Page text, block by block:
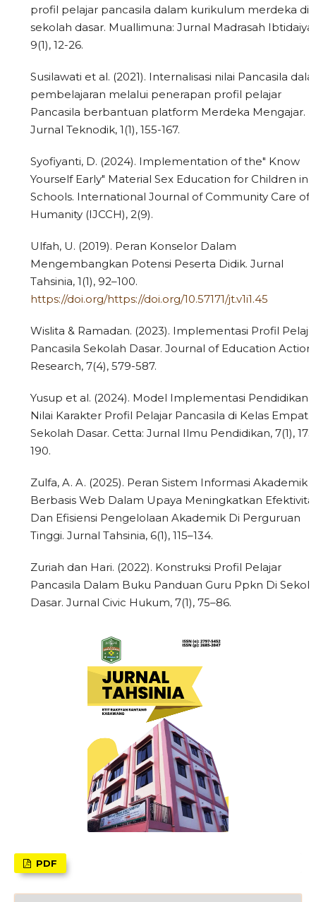
profil pelajar pancasila dalam kurikulum merdeka di
sekolah dasar. Muallimuna: Jurnal Madrasah
9(1), 12-26.
Susilawati et al. (2021). Internalisasi nilai Pancasila
pembelajaran melalui penerapan profil pelajar
Pancasila berbantuan platform Merdeka Mengajar.
Jurnal Teknodik, 1(1), 155-167.
Syofiyanti, D. (2024). Implementation of the" Know
Yourself Early" Material Sex Education for Children in
Schools. International Journal of Community Care of
Humanity (IJCCH), 2(9).
Ulfah, U. (2019). Peran Konselor Dalam
Mengembangkan Potensi Peserta Didik. Jurnal
Tahsinia, 1(1), 92–100.
https://doi.org/https://doi.org/10.57171/jt.v1i1.45
Wislita & Ramadan. (2023). Implementasi Profil
Pancasila Sekolah Dasar. Journal of Education Action
Research, 7(4), 579-587.
Yusup et al. (2024). Model Implementasi Pendidikan
Nilai Karakter Profil Pelajar Pancasila di Kelas Empat
Sekolah Dasar. Cetta: Jurnal Ilmu Pendidikan, 7(1),
190.
Zulfa, A. A. (2025). Peran Sistem Informasi Akademik
Berbasis Web Dalam Upaya Meningkatkan
Dan Efisiensi Pengelolaan Akademik Di Perguruan
Tinggi. Jurnal Tahsinia, 6(1), 115–134.
Zuriah dan Hari. (2022). Konstruksi Profil Pelajar
Pancasila Dalam Buku Panduan Guru Ppkn Di
Dasar. Jurnal Civic Hukum, 7(1), 75–86.
PDF